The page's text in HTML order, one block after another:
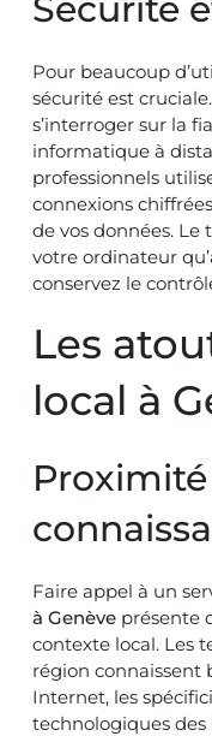
Pour beaucoup
sécurité est
s’interroger sur la
informatique à
professionnels
connexions
de vos données.
votre ordinateur
conservez le
Les
local à
Faire appel à un
à Genève présente
contexte local. Les
région connaissent
Internet, les
technologiques